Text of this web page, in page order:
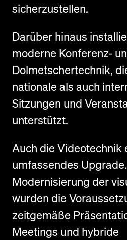
sicherzustellen.
Darüber hinaus
moderne Konferenz-
Dolmetschertechnik,
nationale als auch
Sitzungen und
unterstützt.
Auch die Videotechnik
umfassendes
Modernisierung der
wurden die
zeitgemäße
Meetings und hybride